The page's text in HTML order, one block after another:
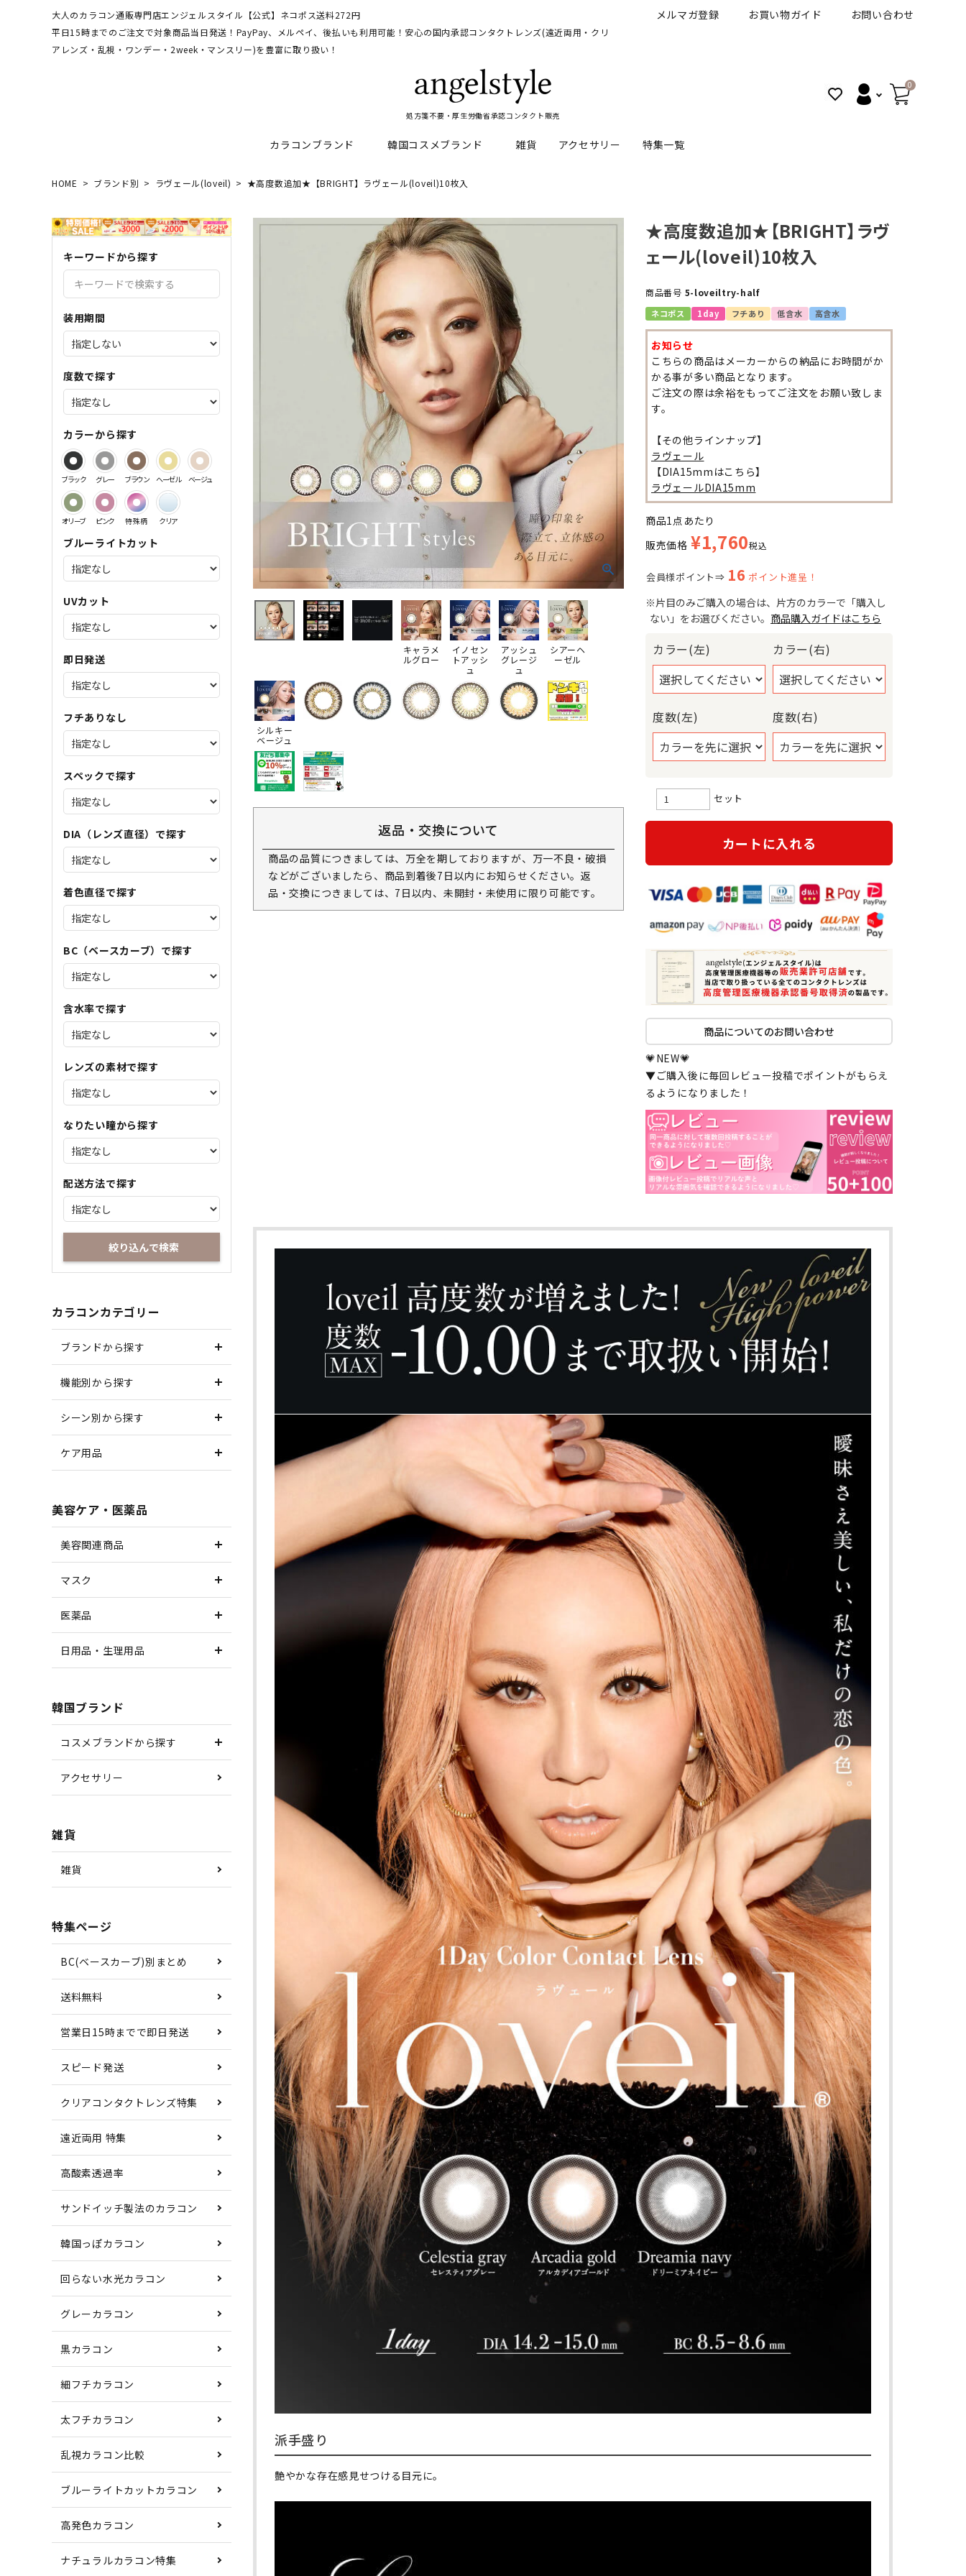
大人のカラコン通販専門店エンジェルスタイル【公式】ネコポス送料272円
平日15時までのご注文で対象商品当日発送！PayPay、メルペイ、後払いも利用可能！安心の国内承認コンタクトレンズ(遠近両用・クリ
アレンズ・乱視・ワンデー・2week・マンスリー)を豊富に取り扱い！
メルマガ登録 お買い物ガイド お問い合わせ
処方箋不要・厚生労働省承認コンタクト販売
0
カラコンブランド
ディファインモイスト
イルミネート
エバーカラーシリーズ キャンディーマジックシリーズ ピュアアイズワンデー
レヴィアワンマンス レヴィアワンデー ネオサイトシリーズ その他ブランドはこちら
韓国コスメブランド
3CE VT
その他ブランドはこちら
雑貨 アクセサリー 特集一覧
乱視カラコン比較 ブルーライトカットカラコン 細フチカラコン
バレないカラコン 色素薄い系カラコン メンズカラコン特集 ハロウィンカラコン特集
サンドイッチ製法特集
HOME ブランド別 ラヴェール(loveil) ★高度数追加★【BRIGHT】ラヴェール(loveil)10枚入
キーワードから探す
装用期間
度数で探す
カラーから探す
ブラック グレー ブラウン ヘーゼル ベージュ
オリーブ ピンク 特殊柄 クリア
ブルーライトカット
UVカット
即日発送
フチありなし
スペックで探す
DIA（レンズ直径）で探す
着色直径で探す
BC（ベースカーブ）で探す
含水率で探す
レンズの素材で探す
なりたい瞳から探す
配送方法で探す
絞り込んで検索
カラコンカテゴリー
ブランドから探す
機能別から探す
シーン別から探す
ケア用品
美容ケア・医薬品
美容関連商品
マスク
医薬品
日用品・生理用品
韓国ブランド
コスメブランドから探す
アクセサリー
雑貨
雑貨
特集ページ
BC(ベースカーブ)別まとめ
送料無料
営業日15時までで即日発送
スピード発送
クリアコンタクトレンズ特集
遠近両用 特集
高酸素透過率
サンドイッチ製法のカラコン
韓国っぽカラコン
回らない水光カラコン
グレーカラコン
黒カラコン
細フチカラコン
太フチカラコン
乱視カラコン比較
ブルーライトカットカラコン
高発色カラコン
ナチュラルカラコン特集
キャラメ
ルグロー
イノセン
トアッシ
ュ
アッシュ
グレージ
ュ
シアーヘ
ーゼル
シルキー
ベージュ
返品・交換について
商品の品質につきましては、万全を期しておりますが、万一不良・破損
などがございましたら、商品到着後7日以内にお知らせください。返
品・交換につきましては、7日以内、未開封・未使用に限り可能です。
★高度数追加★【BRIGHT】ラヴ
ェール(loveil)10枚入
商品番号 5-loveiltry-half
ネコポス 1day フチあり 低含水 高含水
お知らせ
こちらの商品はメーカーからの納品にお時間がか
かる事が多い商品となります。
ご注文の際は余裕をもってご注文をお願い致しま
す。
【その他ラインナップ】
ラヴェール
【DIA15mmはこちら】
ラヴェールDIA15mm
商品1点あたり
販売価格 ¥1,760税込
会員様ポイント⇒ 16 ポイント進呈！
※片目のみご購入の場合は、片方のカラーで「購入し
ない」をお選びください。 商品購入ガイドはこちら
カラー(左)
度数(左)
カラー(右)
度数(右)
セット
カートに入れる
商品についてのお問い合わせ
💗NEW💗
▼ご購入後に毎回レビュー投稿でポイントがもらえ
るようになりました！
派手盛り
艶やかな存在感見せつける目元に。